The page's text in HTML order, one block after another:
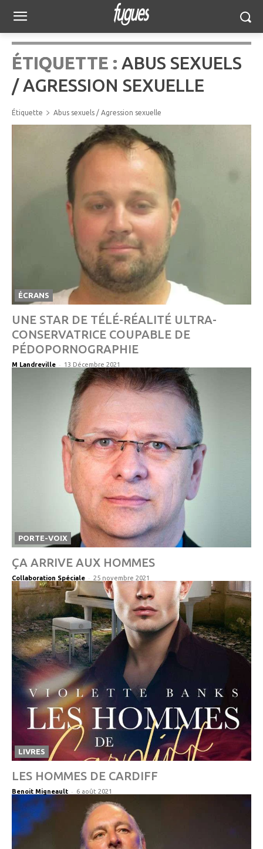
ÉTIQUETTE : ABUS SEXUELS
/ AGRESSION SEXUELLE
Étiquette Abus sexuels / Agression sexuelle
ÉCRANS
UNE STAR DE TÉLÉ-RÉALITÉ ULTRA-
CONSERVATRICE COUPABLE DE
PÉDOPORNOGRAPHIE
M Landreville - 13 Décembre 2021
PORTE-VOIX
ÇA ARRIVE AUX HOMMES
Collaboration Spéciale - 25 novembre 2021
LIVRES
LES HOMMES DE CARDIFF
Benoit Migneault - 6 août 2021